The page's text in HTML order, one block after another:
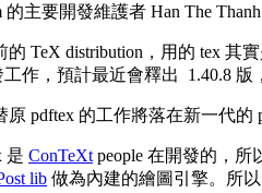
的主要開發維護者 Han The
的 TeX distribution，用的 tex 其
工作，預計最近會釋出 1.40.8 版
原 pdftex 的工作將落在新一代的
是 ConTeXt people 在開發的，所
lib 做為內建的繪圖引擎。所